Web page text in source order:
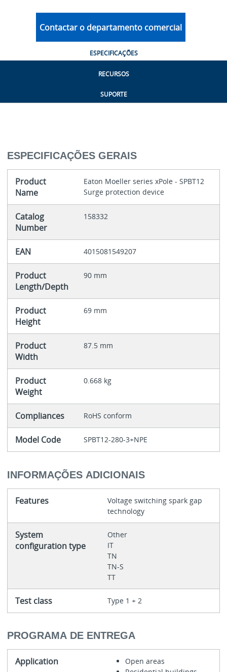
Contactar o departamento comercial
ESPECIFICAÇÕES
RECURSOS
SUPORTE
ESPECIFICAÇÕES GERAIS
Product
Name
Eaton Moeller series xPole - SPBT12
Surge protection device
Catalog
Number
158332
EAN 4015081549207
Product
Length/Depth
90 mm
Product
Height
69 mm
Product
Width
87.5 mm
Product
Weight
0.668 kg
Compliances RoHS conform
Model Code SPBT12-280-3+NPE
INFORMAÇÕES ADICIONAIS
Features
Voltage switching spark gap
technology
System
configuration type
Other
IT
TN
TN-S
TT
Test class Type 1 + 2
PROGRAMA DE ENTREGA
Application
Open areas